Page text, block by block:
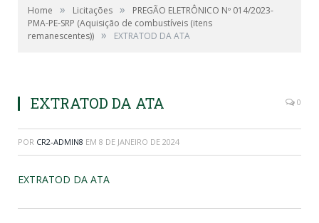
Home » Licitações »
PREGÃO ELETRÔNICO Nº 014/2023-
PMA-PE-SRP (Aquisição de combustíveis (itens
remanescentes)) » EXTRATOD DA ATA
EXTRATOD DA ATA 0
POR CR2-ADMIN8 EM 8 DE JANEIRO DE 2024
EXTRATOD DA ATA